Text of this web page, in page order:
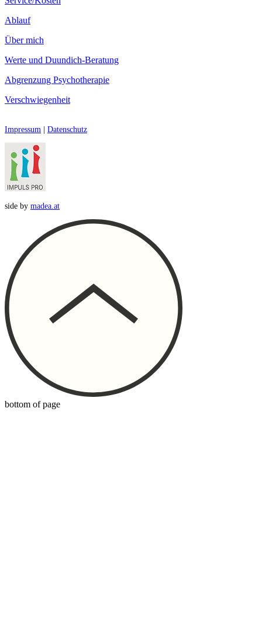
Ablauf
Über mich
Werte und Duundich-Beratung
Abgrenzung Psychotherapie
Verschwiegenheit
Impressum | Datenschutz
side by madea.at
bottom of page